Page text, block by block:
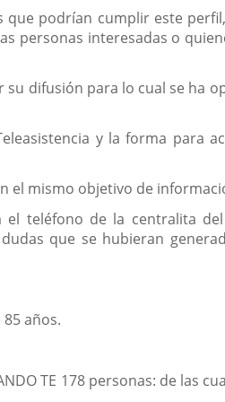
que podrían cumplir este
personas interesadas o
difusión para lo cual se ha
y la forma para
el mismo objetivo de
teléfono de la centralita
que se hubieran
años.
TE 178 personas: de las